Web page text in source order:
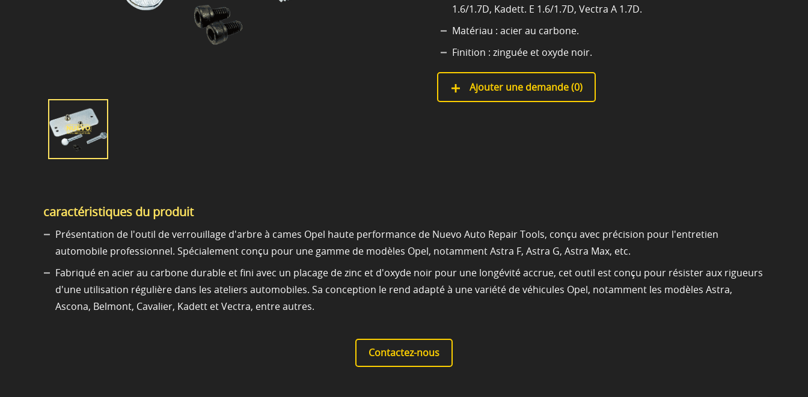
1.6/1.7D, Kadett. E 1.6/1.7D, Vectra A 1.7D.
Matériau : acier au carbone.
Finition : zinguée et oxyde noir.
Ajouter une demande (0)
caractéristiques du produit
Présentation de l'outil de verrouillage d'arbre à cames Opel haute performance de Nuevo Auto Repair Tools, conçu avec précision pour l'entretien
automobile professionnel. Spécialement conçu pour une gamme de modèles Opel, notamment Astra F, Astra G, Astra Max, etc.
Fabriqué en acier au carbone durable et fini avec un placage de zinc et d'oxyde noir pour une longévité accrue, cet outil est conçu pour résister aux rigueurs
d'une utilisation régulière dans les ateliers automobiles. Sa conception le rend adapté à une variété de véhicules Opel, notamment les modèles Astra,
Ascona, Belmont, Cavalier, Kadett et Vectra, entre autres.
Contactez-nous